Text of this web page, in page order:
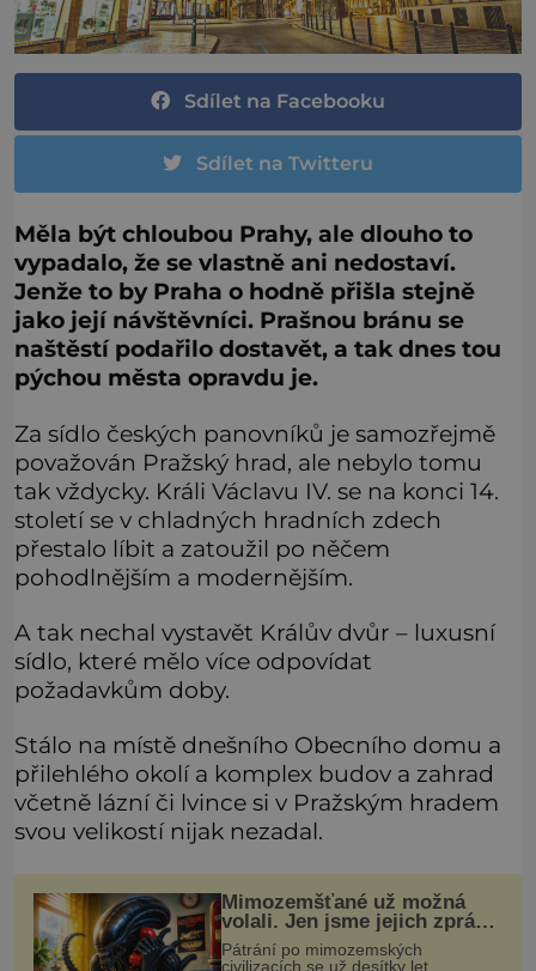
Sdílet na Facebooku
Sdílet na Twitteru
Měla být chloubou Prahy, ale dlouho to
vypadalo, že se vlastně ani nedostaví.
Jenže to by Praha o hodně přišla stejně
jako její návštěvníci. Prašnou bránu se
naštěstí podařilo dostavět, a tak dnes tou
pýchou města opravdu je.
Za sídlo českých panovníků je samozřejmě
považován Pražský hrad, ale nebylo tomu
tak vždycky. Králi Václavu IV. se na konci 14.
století se v chladných hradních zdech
přestalo líbit a zatoužil po něčem
pohodlnějším a modernějším.
A tak nechal vystavět Králův dvůr – luxusní
sídlo, které mělo více odpovídat
požadavkům doby.
Stálo na místě dnešního Obecního domu a
přilehlého okolí a komplex budov a zahrad
včetně lázní či lvince si v Pražským hradem
svou velikostí nijak nezadal.
Mimozemšťané už možná
volali. Jen jsme jejich zprávu
nedokázali rozpoznat
Pátrání po mimozemských
civilizacích se už desítky let